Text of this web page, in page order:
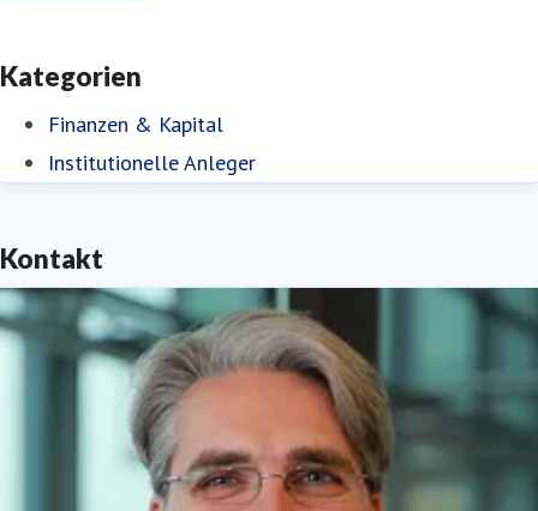
Kategorien
Finanzen & Kapital
Institutionelle Anleger
Kontakt